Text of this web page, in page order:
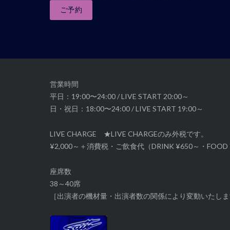
ビ
ご予約
営業時間
平日：19:00〜24:00 / LIVE START 20:00～
日・祝日：18:00〜24:00 / LIVE START 19:00～
LIVE CHARGE ★LIVE CHARGEのみ外税です。
¥2,000～＋消費税・ご飲食代（DRINK ¥650～・FOOD
座席数
38～40席
［出演者の機材量・出演者数の関係により変動いたしま